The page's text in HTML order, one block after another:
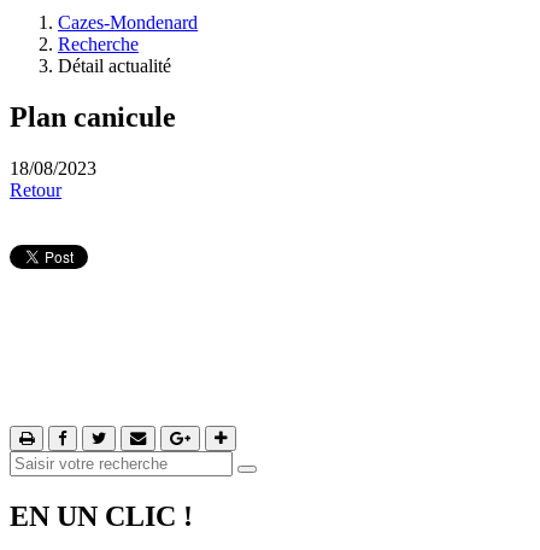
Cazes-Mondenard
Recherche
Détail actualité
Plan canicule
18/08/2023
Retour
EN UN CLIC !